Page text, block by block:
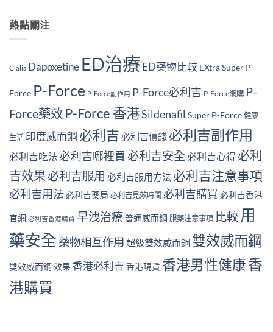
熱點關注
Cialis Dapoxetine ED治療ED藥物比較 EXtra Super P-
Force P-Force P-Force副作用 P-Force必利吉 P-Force網購 P-
Force藥效 P-Force 香港Sildenafil Super P-Force 健康
生活 印度威而鋼 必利吉 必利吉價錢 必利吉副作用
必利吉吃法 必利吉哪裡買 必利吉安全必利吉心得必利
吉效果必利吉服用 必利吉服用方法必利吉注意事項
必利吉用法必利吉藥局 必利吉見效時間 必利吉購買 必利吉香港
官網 必利吉香港購買 早洩治療普通威而鋼 服藥注意事項 比較 用
藥安全 藥物相互作用 超級雙效威而鋼 雙效威而鋼
雙效威而鋼 效果 香港必利吉 香港現貨 香港男性健康香
港購買